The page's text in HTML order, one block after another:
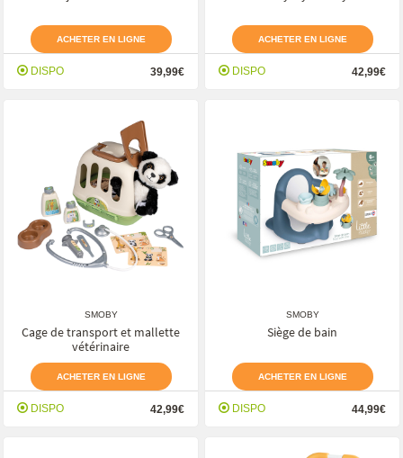
ACHETER EN LIGNE
DISPO 39,99€
ACHETER EN LIGNE
DISPO 42,99€
SMOBY
Cage de transport et mallette
vétérinaire
ACHETER EN LIGNE
DISPO 42,99€
SMOBY
Siège de bain
ACHETER EN LIGNE
DISPO 44,99€